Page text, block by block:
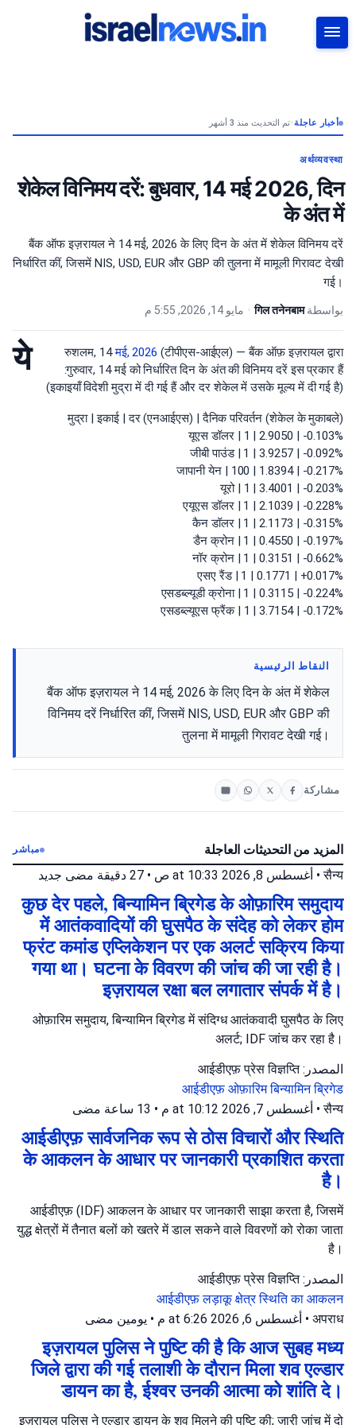
أخبار عاجلة•تم التحديث منذ 3 أشهر
अर्थव्यवस्था
शेकेल विनिमय दरें: बुधवार, 14 मई 2026, दिन
के अंत में
बैंक ऑफ इज़रायल ने 14 मई, 2026 के लिए दिन के अंत में शेकेल विनिमय दरें
निर्धारित कीं, जिसमें NIS, USD, EUR और GBP की तुलना में मामूली गिरावट देखी
गई।
بواسطةगिल तनेनबाम
• مايو 14, 2026, 5:55 م
ये रुशलम, 14मई, 2026 (टीपीएस-आईएल) — बैंक ऑफ़ इज़रायल द्वारा
गुरुवार, 14 मई को निर्धारित दिन के अंत की विनिमय दरें इस प्रकार हैं:
(इकाइयाँ विदेशी मुद्रा में दी गई हैं और दर शेकेल में उसके मूल्य में दी गई है)
मुद्रा | इकाई | दर (एनआईएस) | दैनिक परिवर्तन (शेकेल के मुकाबले)
यूएस डॉलर | 1 | 2.9050 | -0.103%
जीबी पाउंड | 1 | 3.9257 | -0.092%
जापानी येन | 100 | 1.8394 | -0.217%
यूरो | 1 | 3.4001 | -0.203%
एयूएस डॉलर | 1 | 2.1039 | -0.228%
कैन डॉलर | 1 | 2.1173 | -0.315%
डैन क्रोन | 1 | 0.4550 | -0.197%
नॉर क्रोन | 1 | 0.3151 | -0.662%
एसए रैंड | 1 | 0.1771 | +0.017%
एसडब्ल्यूडी क्रोना | 1 | 0.3115 | -0.224%
एसडब्ल्यूएस फ्रैंक | 1 | 3.7154 | -0.172%
النقاط الرئيسية
बैंक ऑफ इज़रायल ने 14 मई, 2026 के लिए दिन के अंत में शेकेल
विनिमय दरें निर्धारित कीं, जिसमें NIS, USD, EUR और GBP की
तुलना में मामूली गिरावट देखी गई।
مشاركة
المزيد من التحديثات العاجلة مباشر
सैन्य
• أغسطس 8, 2026 at 10:33 ص • 27 دقيقة مضى جديد
कुछ देर पहले, बिन्यामिन ब्रिगेड के ओफ़ारिम समुदाय
में आतंकवादियों की घुसपैठ के संदेह को लेकर होम
फ्रंट कमांड एप्लिकेशन पर एक अलर्ट सक्रिय किया
गया था। घटना के विवरण की जांच की जा रही है।
इज़रायल रक्षा बल लगातार संपर्क में है।
ओफ़ारिम समुदाय, बिन्यामिन ब्रिगेड में संदिग्ध आतंकवादी घुसपैठ के लिए
अलर्ट; IDF जांच कर रहा है।
المصدر: आईडीएफ़ प्रेस विज्ञप्ति
आईडीएफ़ ओफ़ारिमबिन्यामिन ब्रिगेड
सैन्य
• أغسطس 7, 2026 at 10:12 م • 13 ساعة مضى
आईडीएफ़ सार्वजनिक रूप से ठोस विचारों और स्थिति
के आकलन के आधार पर जानकारी प्रकाशित करता
है।
आईडीएफ़ (IDF) आकलन के आधार पर जानकारी साझा करता है, जिसमें
युद्ध क्षेत्रों में तैनात बलों को खतरे में डाल सकने वाले विवरणों को रोका जाता
है।
المصدر: आईडीएफ़ प्रेस विज्ञप्ति
आईडीएफ़लड़ाकू क्षेत्रस्थिति का आकलन
अपराध
• أغسطس 6, 2026 at 6:26 م • يومين مضى
इज़रायल पुलिस ने पुष्टि की है कि आज सुबह मध्य
जिले द्वारा की गई तलाशी के दौरान मिला शव एल्डार
डायन का है, ईश्वर उनकी आत्मा को शांति दे।
इज़रायल पुलिस ने एल्डार डायन के शव मिलने की पुष्टि की; जारी जांच में दो